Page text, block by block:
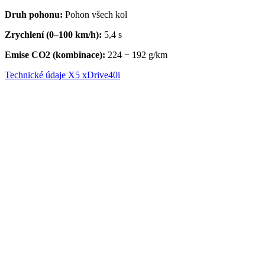
Druh pohonu: Pohon všech kol
Zrychlení (0–100 km/h): 5,4 s
Emise CO2 (kombinace): 224 − 192 g/km
Technické údaje X5 xDrive40i